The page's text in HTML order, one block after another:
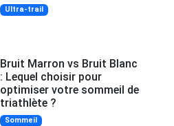
Ultra-trail
Bruit Marron vs Bruit Blanc
: Lequel choisir pour
optimiser votre sommeil de
triathlète ?
Sommeil